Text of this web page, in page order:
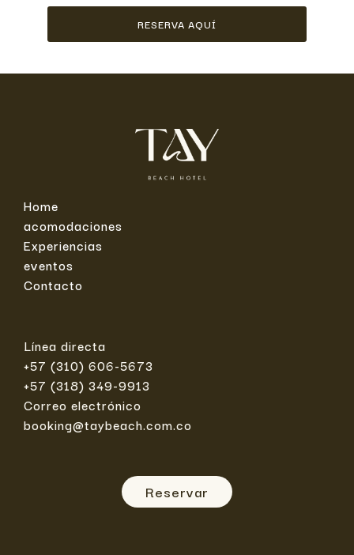
RESERVA AQUÍ
Home
acomodaciones
Experiencias
eventos
Contacto
Línea directa
+57 (310) 606-5673
+57 (318) 349-9913
Correo electrónico
booking@taybeach.com.co
Reservar